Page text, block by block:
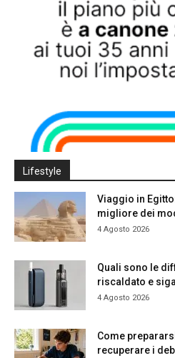
Lifestyle
Viaggio in
migliore dei
4 Agosto 2026
Quali sono le
riscaldato e
4 Agosto 2026
Come
recuperare i